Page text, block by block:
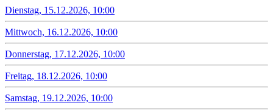
Dienstag, 15.12.2026, 10:00
Mittwoch, 16.12.2026, 10:00
Donnerstag, 17.12.2026, 10:00
Freitag, 18.12.2026, 10:00
Samstag, 19.12.2026, 10:00